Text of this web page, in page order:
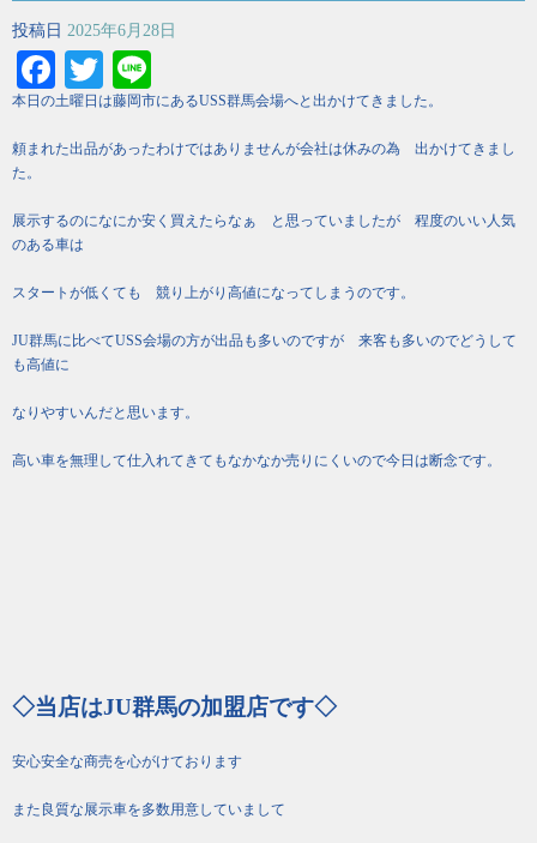
投稿日 2025年6月28日
Facebook
Twitter
本日の土曜日は藤岡市にあるUSS群馬会場へと出かけてきました。
頼まれた出品があったわけではありませんが会社は休みの為 出かけてきまし
た。
展示するのになにか安く買えたらなぁ と思っていましたが 程度のいい人気
のある車は
スタートが低くても 競り上がり高値になってしまうのです。
JU群馬に比べてUSS会場の方が出品も多いのですが 来客も多いのでどうして
も高値に
なりやすいんだと思います。
高い車を無理して仕入れてきてもなかなか売りにくいので今日は断念です。
◇当店はJU群馬の加盟店です◇
安心安全な商売を心がけております
また良質な展示車を多数用意していまして